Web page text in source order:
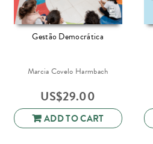
Gestão Democrática
Marcia Covelo Harmbach
US$29.00
ADD TO CART